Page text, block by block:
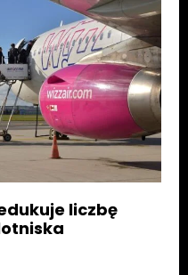
liczbę